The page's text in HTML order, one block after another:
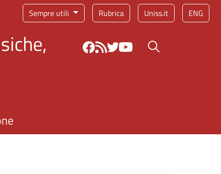
Sempre utili Rubrica Uniss.it ENG
Bottone cerca